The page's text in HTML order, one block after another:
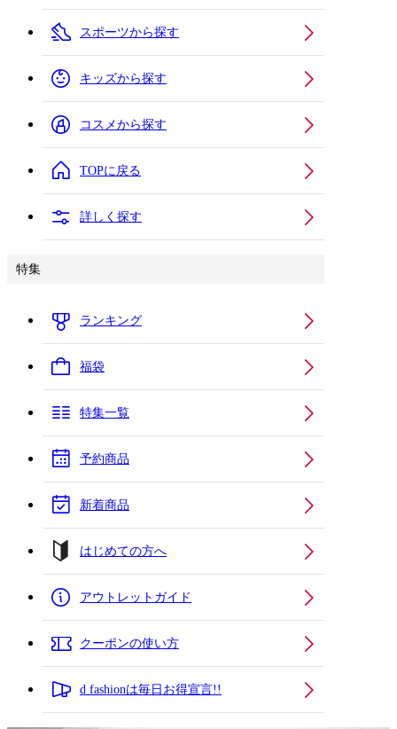
スポーツから探す
キッズから探す
コスメから探す
TOPに戻る
詳しく探す
特集
ランキング
福袋
特集一覧
予約商品
新着商品
はじめての方へ
アウトレットガイド
クーポンの使い方
d fashionは毎日お得宣言!!